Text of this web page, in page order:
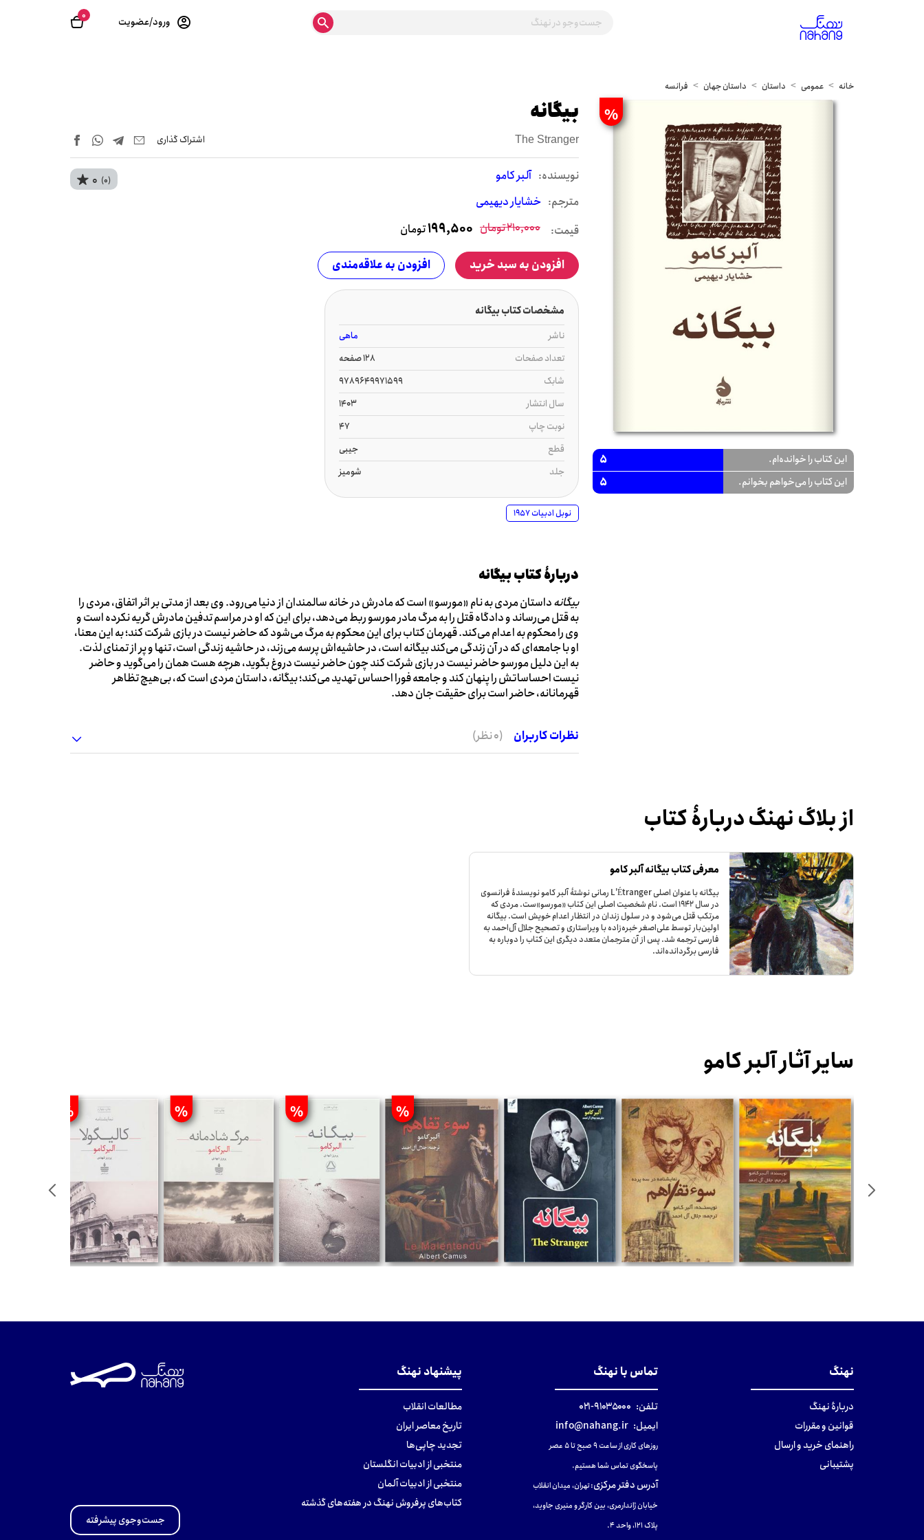
0 ورود/عضویت
خانه عمومی داستان داستان جهان فرانسه
%
این کتاب را خوانده‌ام. 5
این کتاب را می‌خواهم بخوانم. 5
بیگانه
The Stranger اشتراک‌ گذاری
نويسنده: آلبر کامو
مترجم: خشایار دیهیمی
0 (0)
قیمت: 210,000تومان 199,500تومان
افزودن به سبد خرید افزودن به علاقه‌مندی
مشخصات کتاب بیگانه
ناشر
ماهی
تعداد صفحات
128 صفحه
شابک
9789649971599
سال انتشار
1403
نوبت چاپ
47
قطع
جیبی
جلد
شومیز
نوبل ادبیات 1957
دربارۀ کتاب بیگانه
بیگانهداستان مردی به نام «مورسو» است که مادرش در خانه سالمندان از دنیا می‌رود. وی بعد از مدتی بر اثر اتفاق، مردی را
به قتل می‌رساند و دادگاه قتل را به مرگ مادر مورسو ربط می‌دهد، برای این که او در مراسم تدفین مادرش گریه نکرده است و
وی را محکوم به اعدام می‌کند. قهرمان کتاب برای این محکوم به مرگ می‌شود که حاضر نیست در بازی شرکت کند؛ به این معنا،
او با جامعه‌ای که در آن زندگی می‌کند بیگانه است، در حاشیه‌اش پرسه می‌زند، در حاشیه زندگی است، تنها و پر از تمنای لذت.
به این دلیل مورسو حاضر نیست در بازی شرکت کند چون حاضر نیست دروغ بگوید، هرچه هست همان را می‌گوید و حاضر
نیست احساساتش را پنهان کند و جامعه فورا احساس تهدید می‌کند؛ بیگانه، داستان مردی است که، بی‌هیچ تظاهر
قهرمانانه، حاضر است برای حقیقت جان دهد.
نظرات کاربران (0 نظر)
از بلاگ نهنگ دربارۀ کتاب
معرفی کتاب بیگانه آلبر کامو
بیگانه با عنوان اصلی L'Étranger رمانی نوشتۀ آلبر کامو نویسندۀ فرانسوی
در سال ۱۹۴۲ است. نام شخصیت اصلی این کتاب «مورسو»ست. مردی که
مرتکب قتل می‌شود و در سلول زندان در انتظار اعدام خویش است. بیگانه
اولین‌بار توسط علی‌اصغر خبره‌زاده با ویراستاری و تصحیح جلال آل‌احمد به
فارسی ترجمه شد. پس از آن‌ مترجمان متعدد دیگری این کتاب را دوباره به
فارسی برگردانده‌اند.
سایر آثار آلبر کامو
%
%
%
%
نهنگ
دربارهٔ نهنگ
قوانین و مقررات
راهنمای خرید و ارسال
پشتیبانی
تماس با نهنگ
تلفن: ۹۱۰۳۵۰۰۰-۰۲۱
ایمیل: info@nahang.ir
روزهای کاری از ساعت ۹ صبح تا ۵ عصر
پاسخگوی تماس شما هستیم.
آدرس دفتر مرکزی:تهران، میدان انقلاب
خیابان ژاندارمری، بین کارگر و منیری جاوید،
پلاک 121، واحد ۴.
پیشنهاد نهنگ
مطالعات انقلاب
تاریخ معاصر ایران
تجدید چاپی‌ها
منتخبی از ادبیات انگلستان
منتخبی از ادبیات آلمان
کتاب‌های پرفروش نهنگ در هفته‌های گذشته
جست‌وجوی پیشرفته